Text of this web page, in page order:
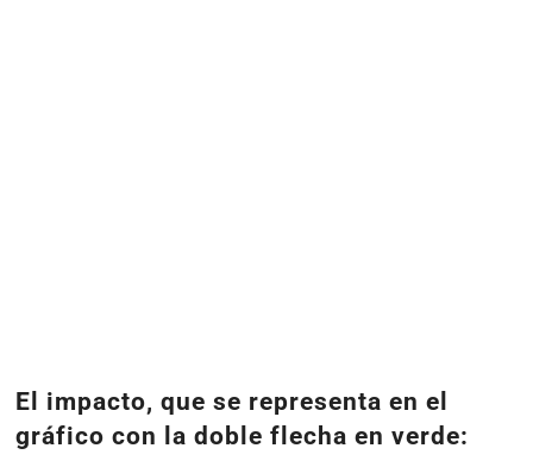
El impacto, que se representa en el
gráfico con la doble flecha en verde: